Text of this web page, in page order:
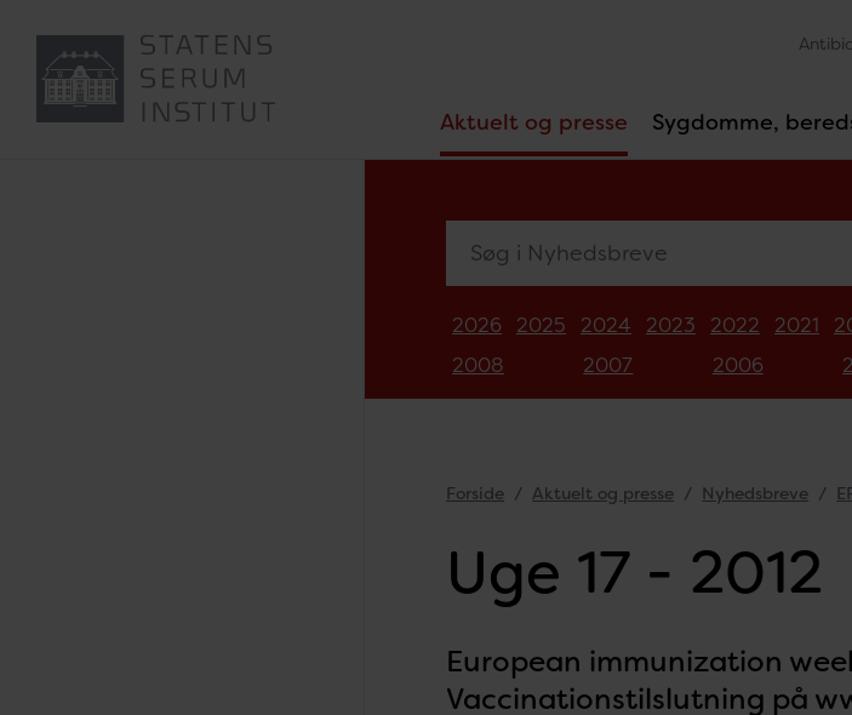
Aktuelt og presse Sygdomme,
2026 2025 2024 2023 2022 2021
2008
2007 2006
Forside Aktuelt og presse Nyhedsbreve
Uge 17 - 2012
European immunization
Vaccinationstilslutning på